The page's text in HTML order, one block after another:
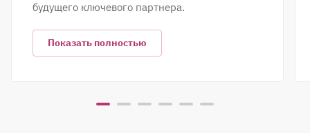
будущего ключевого партнера.
Показать полностью